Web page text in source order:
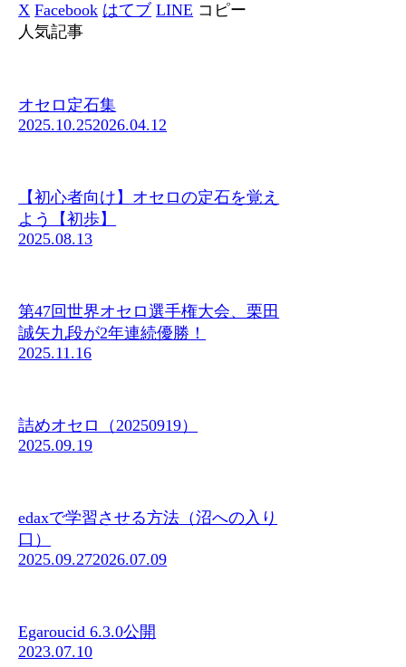
X Facebook はてブ LINE コピー
人気記事
オセロ定石集
2025.10.252026.04.12
【初心者向け】オセロの定石を覚え
よう【初歩】
2025.08.13
第47回世界オセロ選手権大会、栗田
誠矢九段が2年連続優勝！
2025.11.16
詰めオセロ（20250919）
2025.09.19
edaxで学習させる方法（沼への入り
口）
2025.09.272026.07.09
Egaroucid 6.3.0公開
2023.07.10